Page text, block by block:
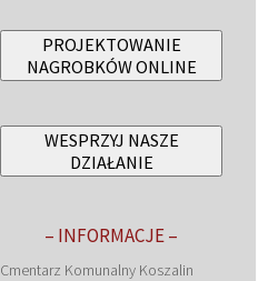
PROJEKTOWANIE
NAGROBKÓW ONLINE
WESPRZYJ NASZE
DZIAŁANIE
– INFORMACJE –
Cmentarz Komunalny Koszalin